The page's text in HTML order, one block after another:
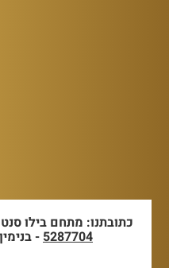
כתובתנו: מתחם בילו
5287704- בנימין